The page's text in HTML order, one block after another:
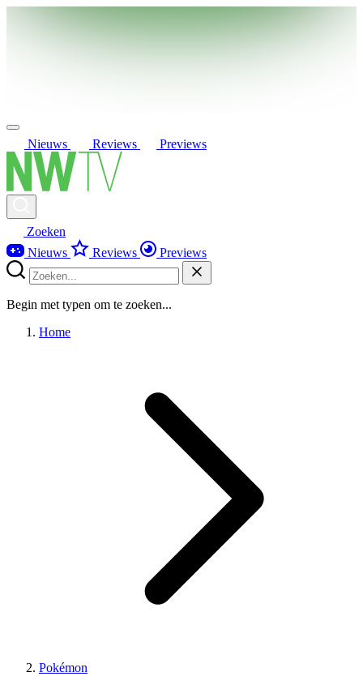
Nieuws Reviews Previews
Zoeken
Nieuws
Reviews Previews
Begin met typen om te zoeken...
Home
Pokémon